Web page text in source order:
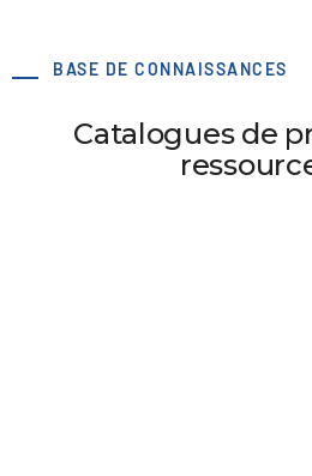
BASE DE CONNAISSANCES
Catalogues de